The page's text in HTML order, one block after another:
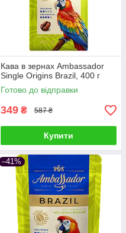
Кава в зернах Ambassador
Single Origins Brazil, 400 г
Готово до відправки
349 ₴ 587 ₴
Купити
–41%